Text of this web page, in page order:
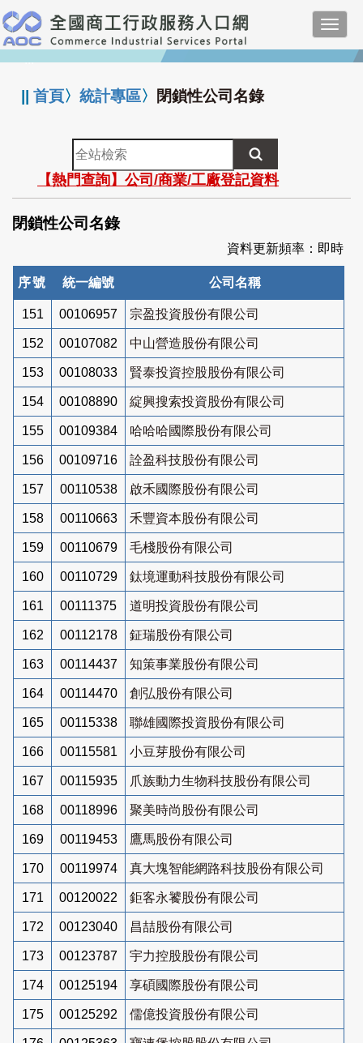
跳
到
主
要
:::
||首頁〉統計專區〉 閉鎖性公司名錄
全
站
檢
索
【熱門查詢】公司/商業/工廠登記資料
閉鎖性公司名錄
資料更新頻率：即時
序號 統一編號 公司名稱
151 00106957 宗盈投資股份有限公司
152 00107082 中山營造股份有限公司
153 00108033 賢泰投資控股股份有限公司
154 00108890 綻興搜索投資股份有限公司
155 00109384 哈哈哈國際股份有限公司
156 00109716 詮盈科技股份有限公司
157 00110538 啟禾國際股份有限公司
158 00110663 禾豐資本股份有限公司
159 00110679 毛棧股份有限公司
160 00110729 鈦境運動科技股份有限公司
161 00111375 道明投資股份有限公司
162 00112178 鉦瑞股份有限公司
163 00114437 知策事業股份有限公司
164 00114470 創弘股份有限公司
165 00115338 聯雄國際投資股份有限公司
166 00115581 小豆芽股份有限公司
167 00115935 爪族動力生物科技股份有限公司
168 00118996 聚美時尚股份有限公司
169 00119453 鷹馬股份有限公司
170 00119974 真大塊智能網路科技股份有限公司
171 00120022 鉅客永饕股份有限公司
172 00123040 昌喆股份有限公司
173 00123787 宇力控股股份有限公司
174 00125194 享碩國際股份有限公司
175 00125292 儒億投資股份有限公司